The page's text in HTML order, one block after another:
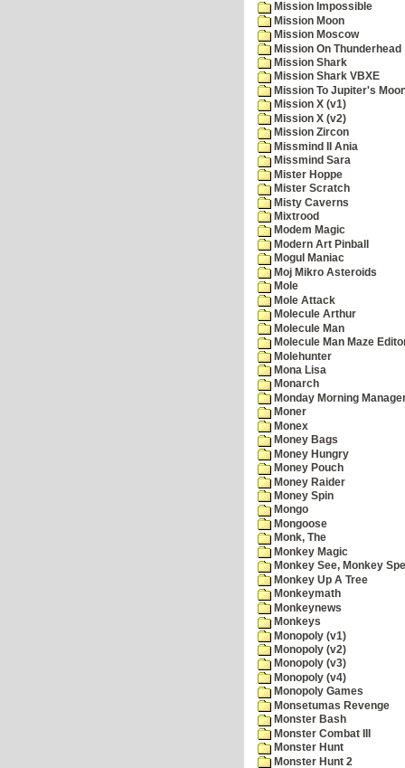
Mission Impossible
Mission Moon
Mission Moscow
Mission On Thunderhead
Mission Shark
Mission Shark VBXE
Mission To Jupiter's
Mission X (v1)
Mission X (v2)
Mission Zircon
Missmind II Ania
Missmind Sara
Mister Hoppe
Mister Scratch
Misty Caverns
Mixtrood
Modem Magic
Modern Art Pinball
Mogul Maniac
Moj Mikro Asteroids
Mole
Mole Attack
Molecule Arthur
Molecule Man
Molecule Man Maze
Molehunter
Mona Lisa
Monarch
Monday Morning
Moner
Monex
Money Bags
Money Hungry
Money Pouch
Money Raider
Money Spin
Mongo
Mongoose
Monk, The
Monkey Magic
Monkey See, Monkey
Monkey Up A Tree
Monkeymath
Monkeynews
Monkeys
Monopoly (v1)
Monopoly (v2)
Monopoly (v3)
Monopoly (v4)
Monopoly Games
Monsetumas Revenge
Monster Bash
Monster Combat III
Monster Hunt
Monster Hunt 2